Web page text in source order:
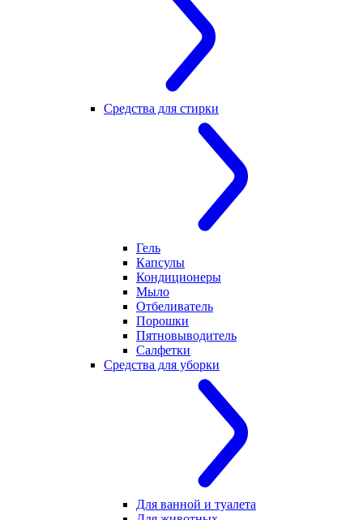
Средства для стирки
Гель
Капсулы
Кондиционеры
Мыло
Отбеливатель
Порошки
Пятновыводитель
Салфетки
Средства для уборки
Для ванной и туалета